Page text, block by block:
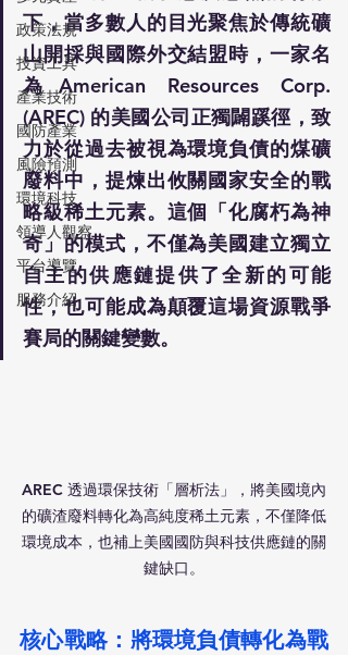
政策法規
投資工具
產業技術
國防產業
風險預測
環境科技
領導人觀察
平台導覽
服務介紹
下，當多數人的目光聚焦於傳統礦
山開採與國際外交結盟時，一家名
為American Resources Corp.
(AREC) 的美國公司正獨闢蹊徑，致
力於從過去被視為環境負債的煤礦
廢料中，提煉出攸關國家安全的戰
略級稀土元素。這個「化腐朽為神
奇」的模式，不僅為美國建立獨立
自主的供應鏈提供了全新的可能
性，也可能成為顛覆這場資源戰爭
賽局的關鍵變數。
AREC 透過環保技術「層析法」，將美國境內
的礦渣廢料轉化為高純度稀土元素，不僅降低
環境成本，也補上美國國防與科技供應鏈的關
鍵缺口。
核心戰略：將環境負債轉化為戰